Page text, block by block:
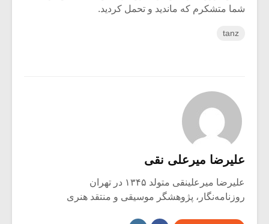
شما متشکرم که ماندید و تحمل کردید.
tanz
علیرضا میرعلی نقی
علیرضا میرعلینقی متولد ۱۳۴۵ در تهران
روزنامه‌نگار، پژوهشگر موسیقی و منتقد هنری